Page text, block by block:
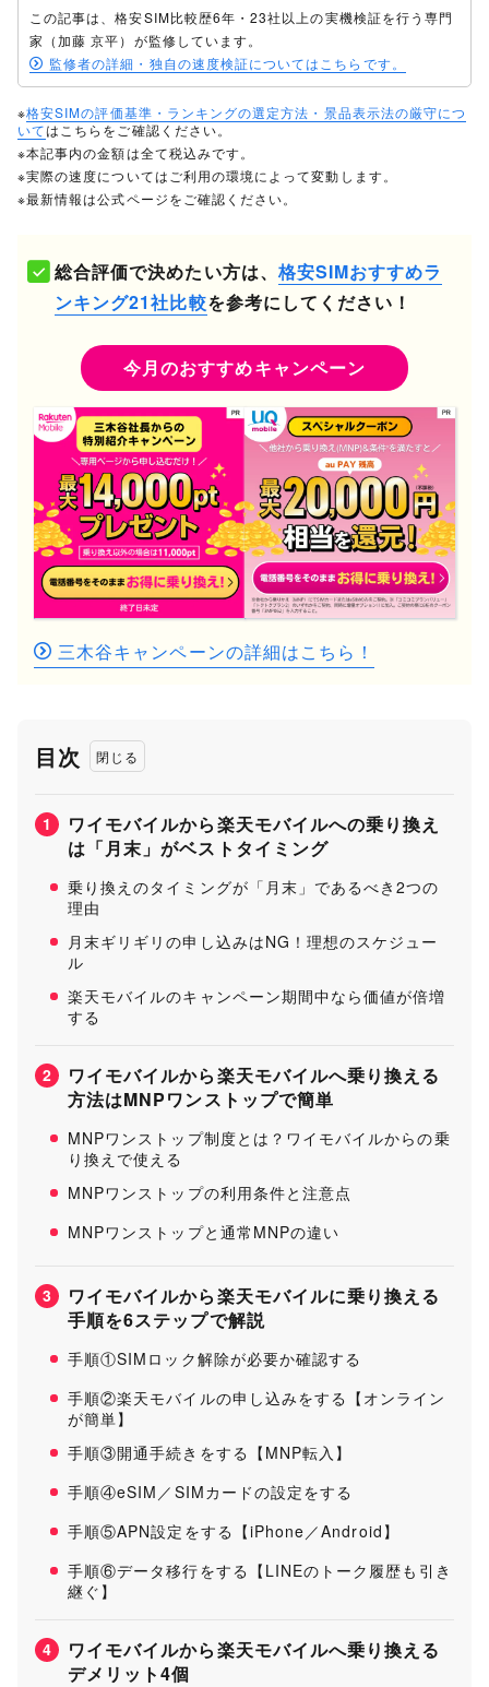
この記事は、格安SIM比較歴6年・23社以上の実機検証を行う専門
家（加藤 京平）が監修しています。
監修者の詳細・独自の速度検証についてはこちらです。
※格安SIMの評価基準・ランキングの選定方法・景品表示法の厳守につ
いてはこちらをご確認ください。
※本記事内の金額は全て税込みです。
※実際の速度についてはご利用の環境によって変動します。
※最新情報は公式ページをご確認ください。
総合評価で決めたい方は、 格安SIMおすすめラ
ンキング21社比較を参考にしてください！
今月のおすすめキャンペーン
三木谷キャンペーンの詳細はこちら！
目次
1
ワイモバイルから楽天モバイルへの乗り換え
は「月末」がベストタイミング
乗り換えのタイミングが「月末」であるべき2つの
理由
月末ギリギリの申し込みはNG！理想のスケジュー
ル
楽天モバイルのキャンペーン期間中なら価値が倍増
する
2
ワイモバイルから楽天モバイルへ乗り換える
方法はMNPワンストップで簡単
MNPワンストップ制度とは？ワイモバイルからの乗
り換えで使える
MNPワンストップの利用条件と注意点
MNPワンストップと通常MNPの違い
3
ワイモバイルから楽天モバイルに乗り換える
手順を6ステップで解説
手順①SIMロック解除が必要か確認する
手順②楽天モバイルの申し込みをする【オンライン
が簡単】
手順③開通手続きをする【MNP転入】
手順④eSIM／SIMカードの設定をする
手順⑤APN設定をする【iPhone／Android】
手順⑥データ移行をする【LINEのトーク履歴も引き
継ぐ】
4
ワイモバイルから楽天モバイルへ乗り換える
デメリット4個